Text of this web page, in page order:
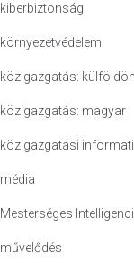
kiberbiztonság
környezetvédelem
közigazgatás: külföldön
közigazgatás: magyar
közigazgatási
média
Mesterséges
művelődés